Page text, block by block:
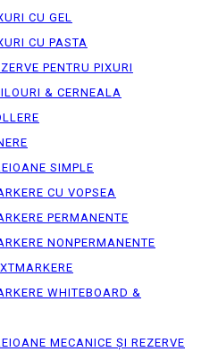
CU GEL
CU PASTA
PENTRU PIXURI
& СERNEALA
SIMPLE
CU VOPSEA
PERMANENTE
NONPERMANENTE
WHITEBOARD &
MECANICE ȘI REZERVE